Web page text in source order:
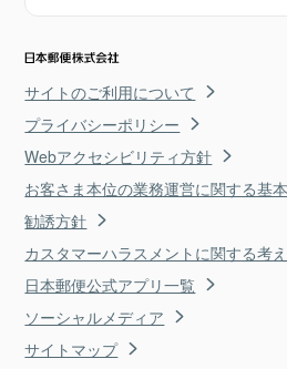
サイトのご利用について
プライバシーポリシー
Webアクセシビリティ方針
お客さま本位の業務運営に関する基
勧誘方針
カスタマーハラスメントに関する考
日本郵便公式アプリ一覧
ソーシャルメディア
サイトマップ